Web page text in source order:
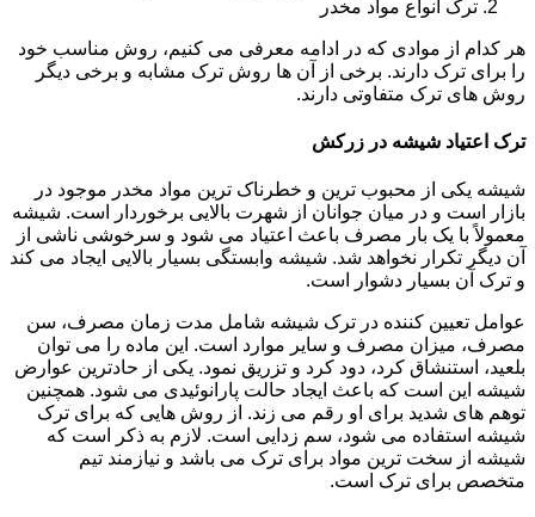
ترک انواع مواد مخدر
هر کدام از موادی که در ادامه معرفی می کنیم، روش مناسب خود
را برای ترک دارند. برخی از آن ها روش ترک مشابه و برخی دیگر
روش های ترک متفاوتی دارند.
ترک اعتیاد شیشه در زرکش
شیشه یکی از محبوب ترین و خطرناک ترین مواد مخدر موجود در
بازار است و در میان جوانان از شهرت بالایی برخوردار است. شیشه
معمولاً با یک بار مصرف باعث اعتیاد می شود و سرخوشی ناشی از
آن دیگر تکرار نخواهد شد. شیشه وابستگی بسیار بالایی ایجاد می کند
و ترک آن بسیار دشوار است.
عوامل تعیین کننده در ترک شیشه شامل مدت زمان مصرف، سن
مصرف، میزان مصرف و سایر موارد است. این ماده را می توان
بلعید، استنشاق کرد، دود کرد و تزریق نمود. یکی از حادترین عوارض
شیشه این است که باعث ایجاد حالت پارانوئیدی می شود. همچنین
توهم های شدید برای او رقم می زند. از روش هایی که برای ترک
شیشه استفاده می شود، سم زدایی است. لازم به ذکر است که
شیشه از سخت ترین مواد برای ترک می باشد و نیازمند تیم
متخصص برای ترک است.